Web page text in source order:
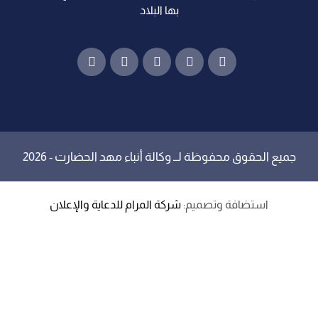
بها البلاد
جميع الحقوق محفوظة لــ وكالة أنباء مهد الحضارت - 2026
استضافة وتصميم: شركة المرام للدعاية والإعلان